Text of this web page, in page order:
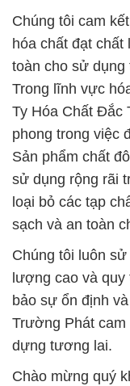
Chúng tôi cam
hóa chất đạt
toàn cho sử dụng
Trong lĩnh vực
Ty Hóa Chất Đắc
phong trong việc
Sản phẩm chất
sử dụng rộng rãi
loại bỏ các tạp
sạch và an toàn
Chúng tôi luôn
lượng cao và
bảo sự ổn định
Trường Phát
dựng tương lai.
Chào mừng quý